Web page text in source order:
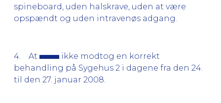
spineboard, uden halskrave, uden at være
opspændt og uden intravenøs adgang.
4. At
ikke modtog en korrekt
behandling på Sygehus 2 i dagene fra den 24.
til den 27. januar 2008.